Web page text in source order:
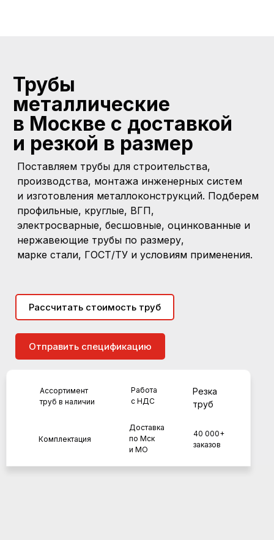
Работа
с НДС
40 000+
заказов
Доставка
по Мск
и МО
Комплектация
Резка
труб
Ассортимент
труб в наличии
Рассчитать стоимость труб
Отправить спецификацию
Поставляем трубы для строительства,
производства, монтажа инженерных систем
и изготовления металлоконструкций. Подберем
профильные, круглые, ВГП,
электросварные, бесшовные, оцинкованные и
нержавеющие трубы по размеру,
марке стали, ГОСТ/ТУ и условиям применения.
Трубы
металлические
в Москве с доставкой
и резкой в размер